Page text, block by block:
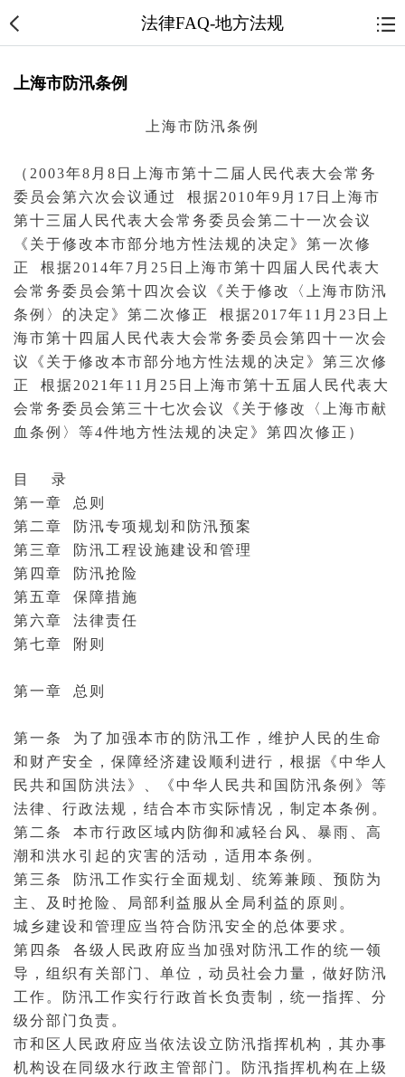
法律FAQ-地方法规
上海市防汛条例
上海市 防汛条例
（2003年8月8日上海市第十二届人民代表大会常务
委员会第六次会议通过 根据2010年9月17日上海市
第十三届人民代表大会常务委员会第二十一次会议
《关于修改本市部分地方性法规的决定》第一次修
正 根据2014年7月25日上海市第十四届人民代表大
会常务委员会第十四次会议《关于修改〈上海市防汛
条例〉的决定》第二次修正 根据2017年11月23日上
海市第十四届人民代表大会常务委员会第四十一次会
议《关于修改本市部分地方性法规的决定》第三次修
正 根据2021年11月25日上海市第十五届人民代表大
会常务委员会第三十七次会议《关于修改〈上海市献
血条例〉等4件地方性法规的决定》第四次修正）
目 录
第一章 总则
第二章 防汛专项规划和防汛预案
第三章 防汛工程设施建设和管理
第四章 防汛抢险
第五章 保障措施
第六章 法律责任
第七章 附则
第一章 总则
第一条 为了加强本市的防汛工作，维护人民的生命
和财产安全，保障经济建设顺利进行，根据《中华人
民共和国 防洪法》、《中华人民共和 国防汛条例》等
法律、行政法规，结合本市实际情况，制定本条例。
第二条 本市行政区域内防御和减轻台风、暴雨、高
潮和洪水引起的灾害的活动，适用本条例。
第三条 防汛工作实行全面规划、统筹兼顾、预防为
主、及时抢险、局部利益服从全局利益的原则。
城乡建设和管理应当符合防汛安全的总体要求。
第四条 各级人民政府应当加强对防汛工作的统一领
导，组织有关部门、单位，动员社会力量，做好防汛
工作。防汛工作实行行政首长负责制，统一指挥、分
级分部门负责。
市和区人民政府应当依法设立防汛指挥机构，其办事
机构设在同级水行政主管部门。防汛指挥机构在上级